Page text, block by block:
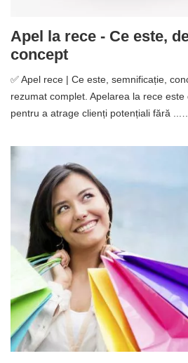
Apel la rece - Ce este,
concept
✅ Apel rece | Ce este, semnificație,
rezumat complet. Apelarea la rece
pentru a atrage clienți potențiali fără